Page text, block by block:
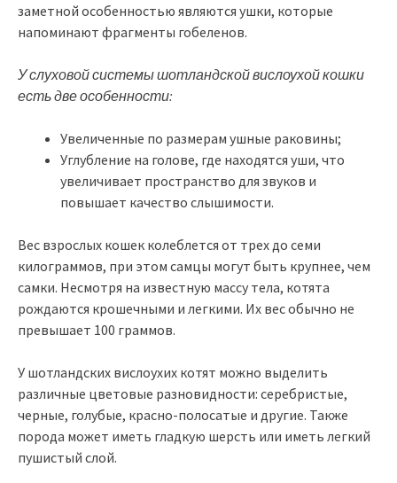
заметной особенностью являются ушки, которые
напоминают фрагменты гобеленов.
У слуховой системы шотландской вислоухой кошки
есть две особенности:
Увеличенные по размерам ушные раковины;
Углубление на голове, где находятся уши, что
увеличивает пространство для звуков и
повышает качество слышимости.
Вес взрослых кошек колеблется от трех до семи
килограммов, при этом самцы могут быть крупнее, чем
самки. Несмотря на известную массу тела, котята
рождаются крошечными и легкими. Их вес обычно не
превышает 100 граммов.
У шотландских вислоухих котят можно выделить
различные цветовые разновидности: серебристые,
черные, голубые, красно-полосатые и другие. Также
порода может иметь гладкую шерсть или иметь легкий
пушистый слой.